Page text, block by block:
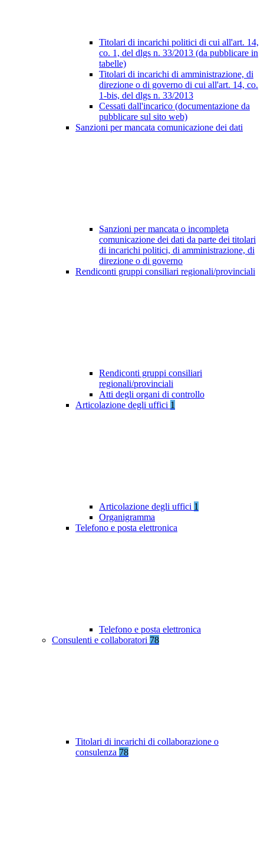
Titolari di incarichi politici di cui all'art. 14,
co. 1, del dlgs n. 33/2013 (da pubblicare in
tabelle)
Titolari di incarichi di amministrazione, di
direzione o di governo di cui all'art. 14, co.
1-bis, del dlgs n. 33/2013
Cessati dall'incarico (documentazione da
pubblicare sul sito web)
Sanzioni per mancata comunicazione dei dati
Sanzioni per mancata o incompleta
comunicazione dei dati da parte dei titolari
di incarichi politici, di amministrazione, di
direzione o di governo
Rendiconti gruppi consiliari regionali/provinciali
Rendiconti gruppi consiliari
regionali/provinciali
Atti degli organi di controllo
Articolazione degli uffici 1
Articolazione degli uffici 1
Organigramma
Telefono e posta elettronica
Telefono e posta elettronica
Consulenti e collaboratori 78
Titolari di incarichi di collaborazione o
consulenza 78